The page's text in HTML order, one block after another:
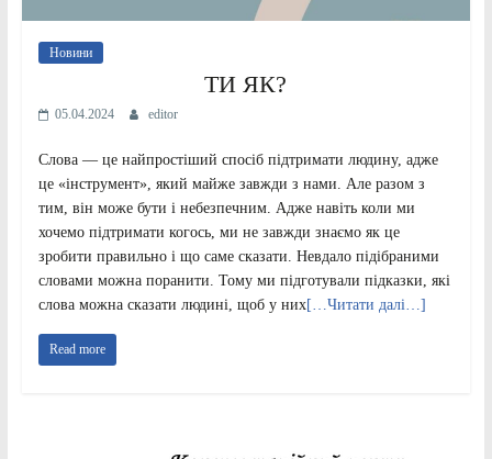
Новини
ТИ ЯК?
05.04.2024 editor
Слова — це найпростіший спосіб підтримати людину, адже
це «інструмент», який майже завжди з нами. Але разом з
тим, він може бути і небезпечним. Адже навіть коли ми
хочемо підтримати когось, ми не завжди знаємо як це
зробити правильно і що саме сказати. Невдало підібраними
словами можна поранити. Тому ми підготували підказки, які
слова можна сказати людині, щоб у них[…Читати далі…]
Read more